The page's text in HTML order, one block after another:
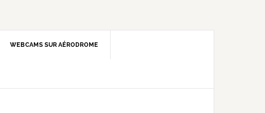
WEBCAMS SUR AÉRODROME